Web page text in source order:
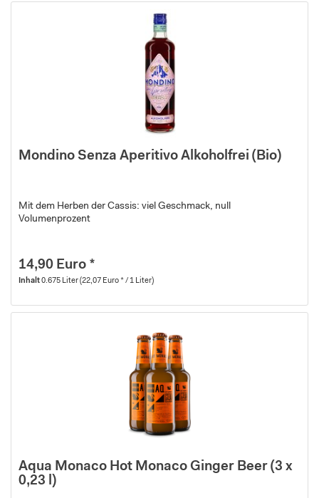
Mondino Senza Aperitivo Alkoholfrei (Bio)
Mit dem Herben der Cassis: viel Geschmack, null
Volumenprozent
14,90 Euro *
Inhalt0.675 Liter(22,07 Euro * / 1 Liter)
Aqua Monaco Hot Monaco Ginger Beer (3 x
0,23 l)